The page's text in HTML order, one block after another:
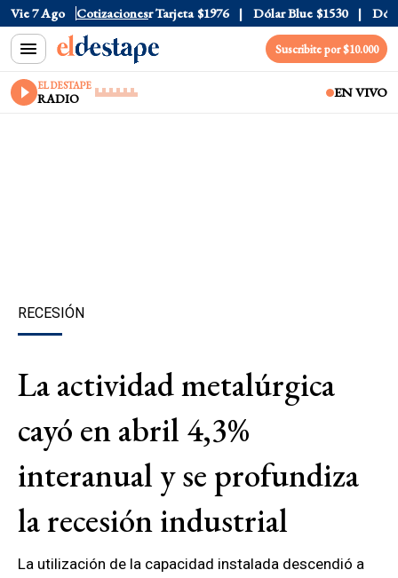
Vie 7 Ago Cotizaciones
$1520 Dólar Tarjeta $1976 Dólar Blue $1530 Dólar
Suscribite por $10.000
EL DESTAPE
RADIO EN VIVO
RECESIÓN
La actividad metalúrgica
cayó en abril 4,3%
interanual y se profundiza
la recesión industrial
La utilización de la capacidad instalada descendió a